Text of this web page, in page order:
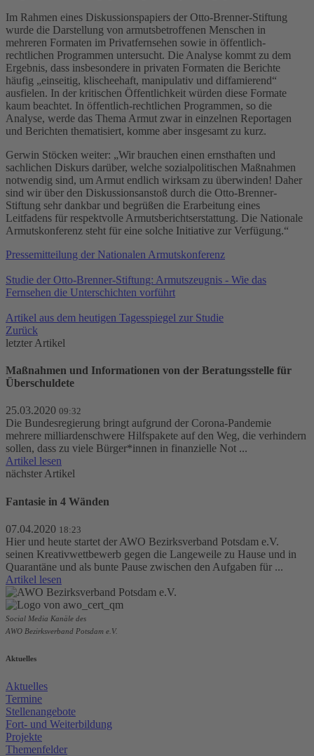
Im Rahmen eines Diskussionspapiers der Otto-Brenner-Stiftung
wurde die Darstellung von armutsbetroffenen Menschen in
mehreren Formaten im Privatfernsehen sowie in öffentlich-
rechtlichen Programmen untersucht. Die Analyse kommt zu dem
Ergebnis, dass insbesondere in privaten Formaten die Berichte
häufig „einseitig, klischeehaft, manipulativ und diffamierend“
ausfielen. In der kritischen Öffentlichkeit würden diese Formate
kaum beachtet. In öffentlich-rechtlichen Programmen, so die
Analyse, werde das Thema Armut zwar in einzelnen Reportagen
und Berichten thematisiert, komme aber insgesamt zu kurz.
Gerwin Stöcken weiter: „Wir brauchen einen ernsthaften und
sachlichen Diskurs darüber, welche sozialpolitischen Maßnahmen
notwendig sind, um Armut endlich wirksam zu überwinden! Daher
sind wir über den Diskussionsanstoß durch die Otto-Brenner-
Stiftung sehr dankbar und begrüßen die Erarbeitung eines
Leitfadens für respektvolle Armutsberichtserstattung. Die Nationale
Armutskonferenz steht für eine solche Initiative zur Verfügung.“
Pressemitteilung der Nationalen Armutskonferenz
Studie der Otto-Brenner-Stiftung: Armutszeugnis - Wie das
Fernsehen die Unterschichten vorführt
Artikel aus dem heutigen Tagesspiegel zur Studie
Zurück
letzter Artikel
Maßnahmen und Informationen von der Beratungsstelle für
Überschuldete
25.03.2020 09:32
Die Bundesregierung bringt aufgrund der Corona-Pandemie
mehrere milliardenschwere Hilfspakete auf den Weg, die verhindern
sollen, dass zu viele Bürger*innen in finanzielle Not ...
Artikel lesen
nächster Artikel
Fantasie in 4 Wänden
07.04.2020 18:23
Hier und heute startet der AWO Bezirksverband Potsdam e.V.
seinen Kreativwettbewerb gegen die Langeweile zu Hause und in
Quarantäne und als bunte Pause zwischen den Aufgaben für ...
Artikel lesen
Social Media Kanäle des
AWO Bezirksverband Potsdam e.V.
Aktuelles
Aktuelles
Termine
Stellenangebote
Fort- und Weiterbildung
Projekte
Themenfelder